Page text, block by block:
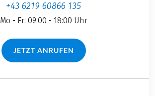
+43 6219 60866 135
Mo - Fr: 09:00 - 18:00 Uhr
JETZT ANRUFEN(LINK ÖFFNET IN NEUEM TAB)